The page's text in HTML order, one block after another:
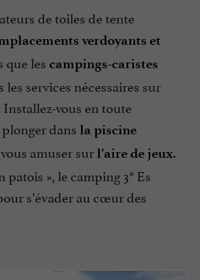
de toiles de tente
verdoyants et
que les campings-caristes
services nécessaires sur
vous en toute
dans la piscine
amuser surl’aire de jeux.
patois », le camping 3* Es
s’évader au cœur des